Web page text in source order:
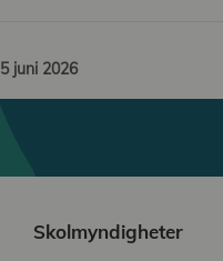
5 juni 2026
Skolmyndigheter